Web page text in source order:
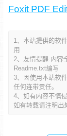
Foxit PDF
1、本站提供的软
用
2、友情提醒:内容
Readme.txt编写
3、因使用本站软
任何连带责任。
4、如有内容不慎
如有转载请注明出